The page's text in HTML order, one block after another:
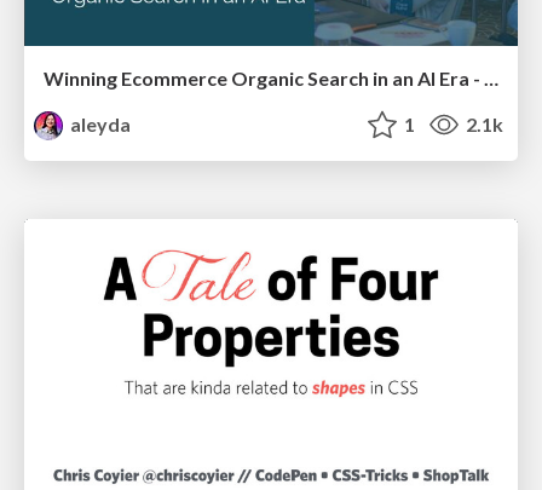
Winning Ecommerce Organic Search in an AI Era - #searchnstuff2025
aleyda
1 2.1k